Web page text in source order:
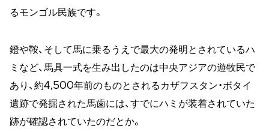
るモンゴル民族です。
鐙や鞍、そして馬に乗るうえで最大の発明とされているハ
ミなど、馬具一式を生み出したのは中央アジアの遊牧民で
あり、約4,500年前のものとされるカザフスタン・ボタイ
遺跡で発掘された馬歯には、すでにハミが装着されていた
跡が確認されていたのだとか。